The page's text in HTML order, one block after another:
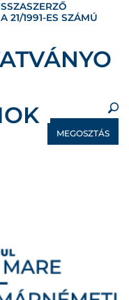
21/1991-ES SZÁMÚ
×
MEGOSZTÁS